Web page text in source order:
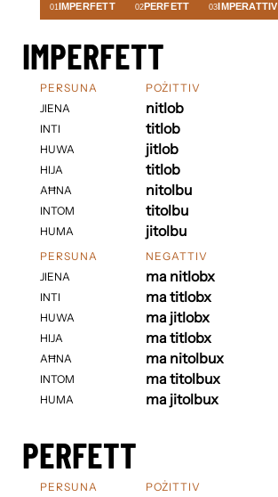
01IMPERFETT 02PERFETT 03IMPERATTIV
IMPERFETT
PERSUNA
JIENA
INTI
HUWA
HIJA
AĦNA
INTOM
HUMA
POŻITTIV
nitlob
titlob
jitlob
titlob
nitolbu
titolbu
jitolbu
PERSUNA
JIENA
INTI
HUWA
HIJA
AĦNA
INTOM
HUMA
NEGATTIV
ma nitlobx
ma titlobx
ma jitlobx
ma titlobx
ma nitolbux
ma titolbux
ma jitolbux
PERFETT
PERSUNA
POŻITTIV